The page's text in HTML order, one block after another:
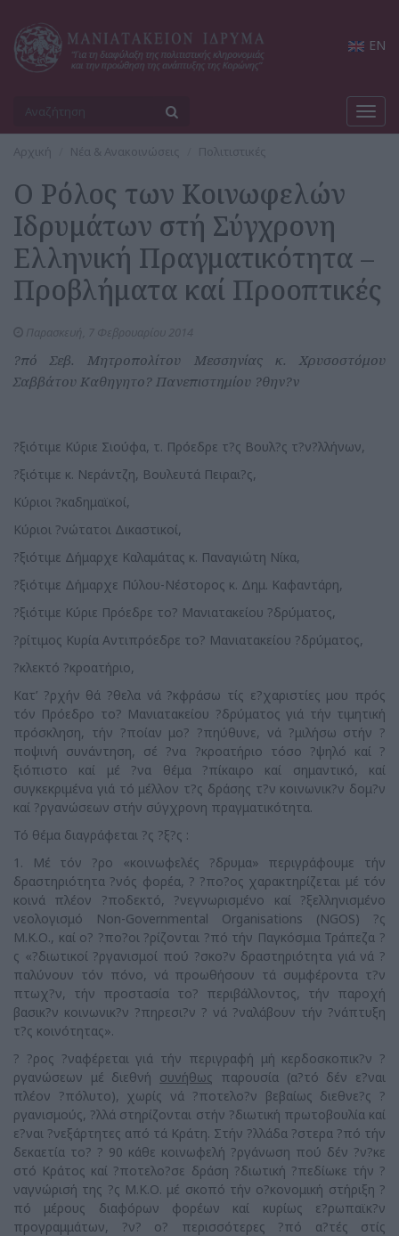
EN
Αρχική Νέα & Ανακοινώσεις Πολιτιστικές
Ο Ρόλος των Κοινωφελών
Ιδρυμάτων στή Σύγχρονη
Ελληνική Πραγματικότητα –
Προβλήματα καί Προοπτικές
?πό Σεβ. Μητροπολίτου Μεσσηνίας κ. Χρυσοστόμου
Σαββάτου Καθηγητο? Πανεπιστημίου ?θην?ν
?ξιότιμε Κύριε Σιούφα, τ. Πρόεδρε τ?ς Βουλ?ς τ?ν?λλήνων,
?ξιότιμε κ. Νεράντζη, Βουλευτά Πειραι?ς,
Κύριοι ?καδημαϊκοί,
Κύριοι ?νώτατοι Δικαστικοί,
?ξιότιμε Δήμαρχε Καλαμάτας κ. Παναγιώτη Νίκα,
?ξιότιμε Δήμαρχε Πύλου-Νέστορος κ. Δημ. Καφαντάρη,
?ξιότιμε Κύριε Πρόεδρε το? Μανιατακείου ?δρύματος,
?ρίτιμος Κυρία Αντιπρόεδρε το? Μανιατακείου ?δρύματος,
?κλεκτό ?κροατήριο,
Κατ’ ?ρχήν θά ?θελα νά ?κφράσω τίς ε?χαριστίες μου πρός
τόν Πρόεδρο το? Μανιατακείου ?δρύματος γιά τήν τιμητική
πρόσκληση, τήν ?ποίαν μο? ?πηύθυνε, νά ?μιλήσω στήν ?
ποψινή συνάντηση, σέ ?να ?κροατήριο τόσο ?ψηλό καί ?
ξιόπιστο καί μέ ?να θέμα ?πίκαιρο καί σημαντικό, καί
συγκεκριμένα γιά τό μέλλον τ?ς δράσης τ?ν κοινωνικ?ν δομ?ν
καί ?ργανώσεων στήν σύγχρονη πραγματικότητα.
Τό θέμα διαγράφεται ?ς ?ξ?ς :
1. Μέ τόν ?ρο «κοινωφελές ?δρυμα» περιγράφουμε τήν
δραστηριότητα ?νός φορέα, ? ?πο?ος χαρακτηρίζεται μέ τόν
κοινά πλέον ?ποδεκτό, ?νεγνωρισμένο καί ?ξελληνισμένο
νεολογισμό Non-Governmental Organisations (NGOS) ?ς
Μ.Κ.Ο., καί ο? ?πο?οι ?ρίζονται ?πό τήν Παγκόσμια Τράπεζα ?
ς «?διωτικοί ?ργανισμοί πού ?σκο?ν δραστηριότητα γιά νά ?
παλύνουν τόν πόνο, νά προωθήσουν τά συμφέροντα τ?ν
πτωχ?ν, τήν προστασία το? περιβάλλοντος, τήν παροχή
βασικ?ν κοινωνικ?ν ?πηρεσι?ν ? νά ?ναλάβουν τήν ?νάπτυξη
τ?ς κοινότητας».
? ?ρος ?ναφέρεται γιά τήν περιγραφή μή κερδοσκοπικ?ν ?
ργανώσεων μέ διεθνή συνήθως παρουσία (α?τό δέν ε?ναι
πλέον ?πόλυτο), χωρίς νά ?ποτελο?ν βεβαίως διεθνε?ς ?
ργανισμούς, ?λλά στηρίζονται στήν ?διωτική πρωτοβουλία καί
ε?ναι ?νεξάρτητες από τά Κράτη. Στήν ?λλάδα ?στερα ?πό τήν
δεκαετία το? ? 90 κάθε κοινωφελή ?ργάνωση πού δέν ?ν?κε
στό Κράτος καί ?ποτελο?σε δράση ?διωτική ?πεδίωκε τήν ?
ναγνώρισή της ?ς Μ.Κ.Ο. μέ σκοπό τήν ο?κονομική στήριξη ?
πό μέρους διαφόρων φορέων καί κυρίως ε?ρωπαϊκ?ν
προγραμμάτων, ?ν? ο? περισσότερες ?πό α?τές στίς